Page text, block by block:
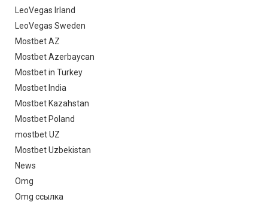
LeoVegas Irland
LeoVegas Sweden
Mostbet AZ
Mostbet Azerbaycan
Mostbet in Turkey
Mostbet India
Mostbet Kazahstan
Mostbet Poland
mostbet UZ
Mostbet Uzbekistan
News
Omg
Omg ссылка